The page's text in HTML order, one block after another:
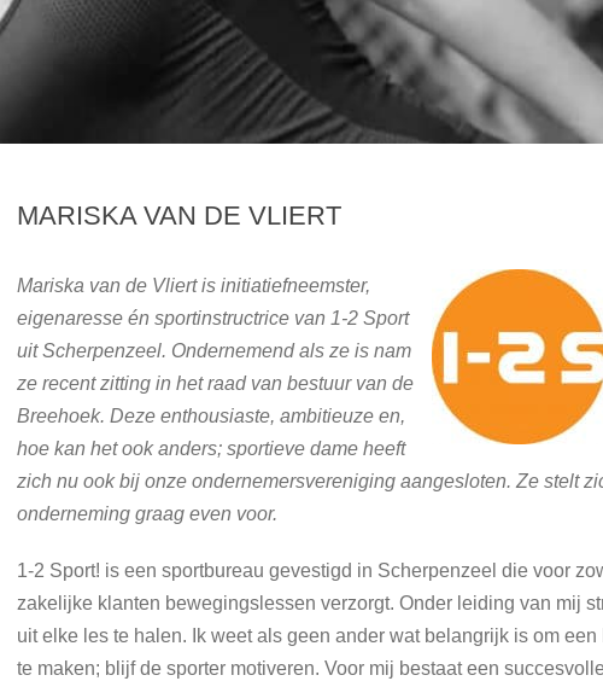
MARISKA VAN DE VLIERT
Mariska van de Vliert is initiatiefneemster,
eigenaresse én sportinstructrice van 1-2 Sport
uit Scherpenzeel. Ondernemend als ze is nam
ze recent zitting in het raad van bestuur van de
Breehoek. Deze enthousiaste, ambitieuze en,
hoe kan het ook anders; sportieve dame heeft
zich nu ook bij onze ondernemersvereniging aangesloten. Ze stelt
onderneming graag even voor.
1-2 Sport! is een sportbureau gevestigd in Scherpenzeel die voor
zakelijke klanten bewegingslessen verzorgt. Onder leiding van mij
uit elke les te halen. Ik weet als geen ander wat belangrijk is om
te maken; blijf de sporter motiveren. Voor mij bestaat een